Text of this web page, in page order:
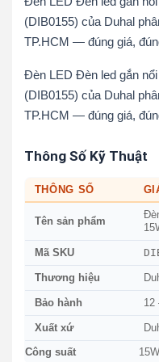
(DIB0155) của Duhal
TP.HCM — đúng giá,
Đèn LED Đèn led gắn
(DIB0155) của Duhal
TP.HCM — đúng giá,
Thông Số Kỹ Thuật
THÔNG SỐ
Tên sản phẩm
Mã SKU
Thương hiệu
Bảo hành 12
Xuất xứ
Công suất 15W